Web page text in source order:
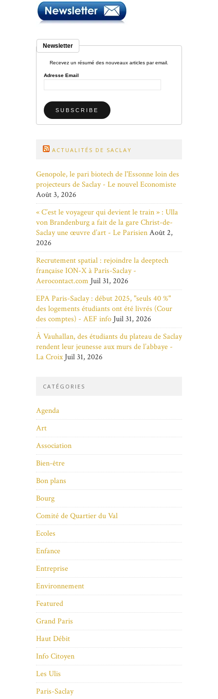
Newsletter
Recevez un résumé des nouveaux articles par email.
Adresse Email
ACTUALITÉS DE SACLAY
Genopole, le pari biotech de l'Essonne loin des
projecteurs de Saclay - Le nouvel Economiste
Août 3, 2026
« C’est le voyageur qui devient le train » : Ulla
von Brandenburg a fait de la gare Christ-de-
Saclay une œuvre d’art - Le ParisienAoût 2,
2026
Recrutement spatial : rejoindre la deeptech
française ION-X à Paris-Saclay -
Aerocontact.com Juil 31, 2026
EPA Paris-Saclay : début 2025, "seuls 40 %"
des logements étudiants ont été livrés (Cour
des comptes) - AEF info Juil 31, 2026
À Vauhallan, des étudiants du plateau de Saclay
rendent leur jeunesse aux murs de l’abbaye -
La Croix Juil 31, 2026
CATÉGORIES
Agenda
Art
Association
Bien-être
Bon plans
Bourg
Comité de Quartier du Val
Ecoles
Enfance
Entreprise
Environnement
Featured
Grand Paris
Haut Débit
Info Citoyen
Les Ulis
Paris-Saclay